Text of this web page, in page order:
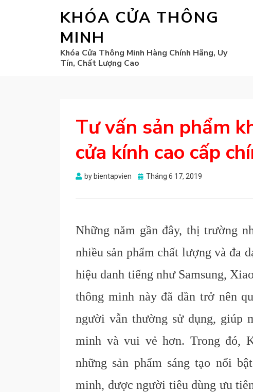
KHÓA CỬA THÔNG
MINH
Khóa Cửa Thông Minh Hàng Chính Hãng, Uy
Tín, Chất Lượng Cao
Tư vấn sản phẩm
cửa kính cao cấp
by bientapvien
Posted
Tháng 6 17, 2019
Những năm gần đây, thị trường
nhiều sản phẩm chất lượng và đa
hiệu danh tiếng như Samsung,
thông minh này đã dần trở nên
người vẫn thường sử dụng, giúp
minh và vui vẻ hơn. Trong đó,
những sản phẩm sáng tạo nổi
minh, được người tiêu dùng ưu